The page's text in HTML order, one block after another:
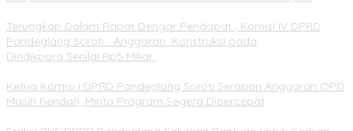
Terungkap Dalam Rapat Dengar Pendapat , Komisi IV DPRD
Pandeglang Soroti Anggaran Konstruksi pada
Dindikpora Senilai Rp5 Miliar
Ketua Komisi I DPRD Pandeglang Soroti Serapan Anggaran OPD
Masih Rendah, Minta Program Segera Dipercepat